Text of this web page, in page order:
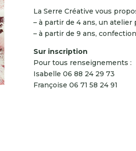
La Serre Créative vous
– à partir de 4 ans, un atelier
– à partir de 9 ans,
Sur inscription
Pour tous renseignements :
Isabelle 06 88 24 29 73
Françoise 06 71 58 24 91